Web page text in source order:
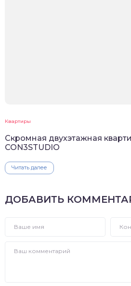
Квартиры
Скромная двухэтажная
CON3STUDIO
Читать далее
ДОБАВИТЬ